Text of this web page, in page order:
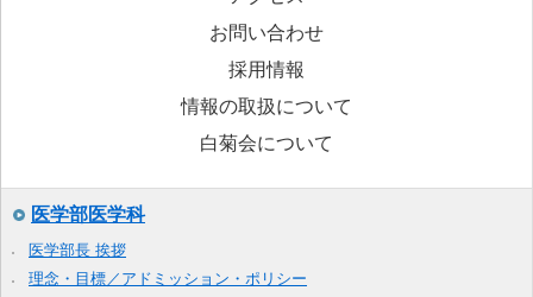
お問い合わせ
採用情報
情報の取扱について
白菊会について
医学部医学科
医学部長 挨拶
理念・目標／アドミッション・ポリシー